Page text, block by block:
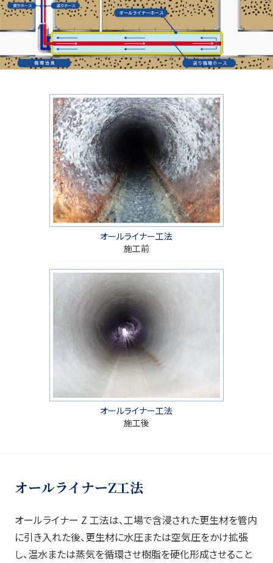
オールライナー工法
施工前
オールライナー工法
施工後
オールライナーZ工法
オールライナー Z 工法は、工場で含浸された更生材を管内
に引き入れた後、更生材に水圧または空気圧をかけ拡張
し、温水または蒸気を循環させ樹脂を硬化形成させること